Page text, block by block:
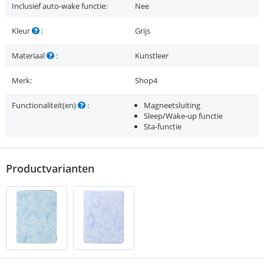
Inclusief auto-wake functie: Nee
Kleur : Grijs
Materiaal : Kunstleer
Merk: Shop4
Functionaliteit(en) :
Magneetsluiting
Sleep/Wake-up functie
Sta-functie
Productvarianten